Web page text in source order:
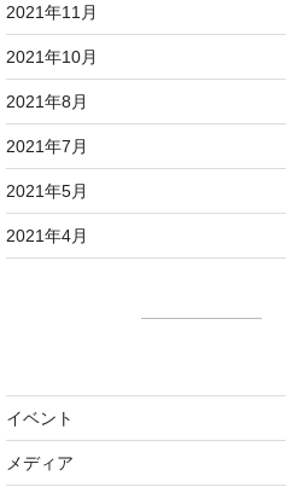
2021年11月
2021年10月
2021年8月
2021年7月
2021年5月
2021年4月
イベント
メディア